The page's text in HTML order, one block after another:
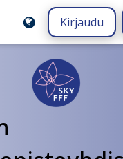
Kirjaudu